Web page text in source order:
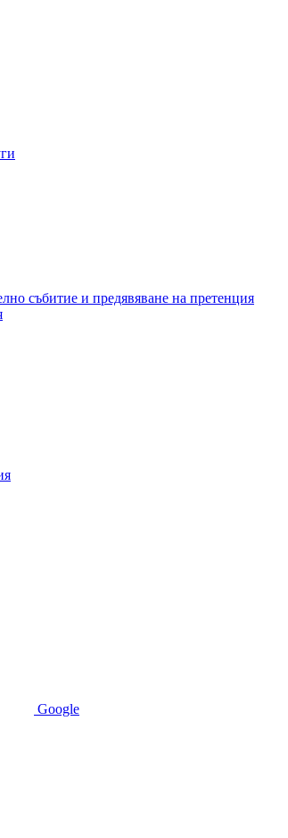
събитие и предявяване на претенция
Google